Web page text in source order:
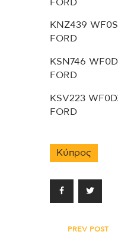
FORD
KNZ439
FORD
KSN746
FORD
KSV223
FORD
Κύπρος
PREV POST